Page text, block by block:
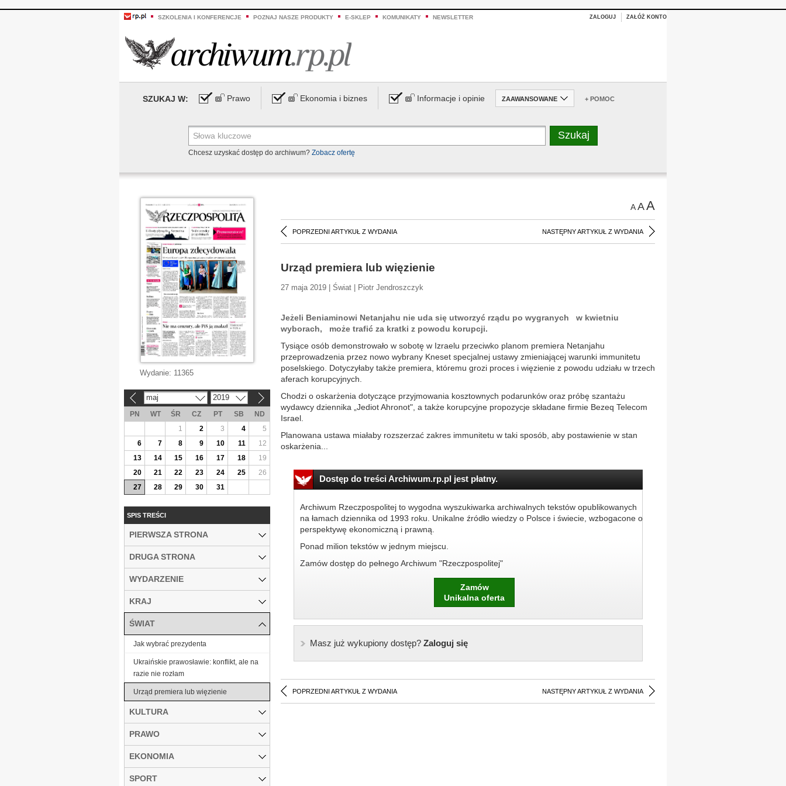
SZKOLENIA I KONFERENCJE POZNAJ NASZE PRODUKTY E-SKLEP KOMUNIKATY NEWSLETTER ZALOGUJ ZAŁÓŻ KONTO
SZUKAJ W: Prawo Ekonomia i biznes Informacje i opinie ZAAWANSOWANE + POMOC
Chcesz uzyskać dostęp do archiwum? Zobacz ofertę
AAA
POPRZEDNI ARTYKUŁ Z WYDANIA NASTĘPNY ARTYKUŁ Z WYDANIA
Urząd premiera lub więzienie
27 maja 2019 | Świat | Piotr Jendroszczyk
Jeżeli Beniaminowi Netanjahu nie uda się utworzyć rządu po wygranych w kwietniu
wyborach, może trafić za kratki z powodu korupcji.
Tysiące osób demonstrowało w sobotę w Izraelu przeciwko planom premiera Netanjahu
przeprowadzenia przez nowo wybrany Kneset specjalnej ustawy zmieniającej warunki immunitetu
poselskiego. Dotyczyłaby także premiera, któremu grozi proces i więzienie z powodu udziału w trzech
aferach korupcyjnych.
Chodzi o oskarżenia dotyczące przyjmowania kosztownych podarunków oraz próbę szantażu
wydawcy dziennika „Jediot Ahronot", a także korupcyjne propozycje składane firmie Bezeq Telecom
Israel.
Planowana ustawa miałaby rozszerzać zakres immunitetu w taki sposób, aby postawienie w stan
oskarżenia...
Dostęp do treści Archiwum.rp.pl jest płatny.
Archiwum Rzeczpospolitej to wygodna wyszukiwarka archiwalnych tekstów opublikowanych
na łamach dziennika od 1993 roku. Unikalne źródło wiedzy o Polsce i świecie, wzbogacone o
perspektywę ekonomiczną i prawną.
Ponad milion tekstów w jednym miejscu.
Zamów dostęp do pełnego Archiwum "Rzeczpospolitej"
Zamów
Unikalna oferta
Masz już wykupiony dostęp?Zaloguj się
POPRZEDNI ARTYKUŁ Z WYDANIA NASTĘPNY ARTYKUŁ Z WYDANIA
Wydanie: 11365
maj 2019
PN WT ŚR CZ PT SB
ND
1
2 3 4
5
6
7 8 9 10 11
12
13
14 15 16 17 18
19
20
21 22 23 24 25
26
27
28 29 30 31
SPIS TREŚCI
PIERWSZA STRONA
DRUGA STRONA
WYDARZENIE
KRAJ
ŚWIAT
Jak wybrać prezydenta
Ukraińskie prawosławie: konflikt, ale na
razie nie rozłam
Urząd premiera lub więzienie
KULTURA
PRAWO
EKONOMIA
SPORT